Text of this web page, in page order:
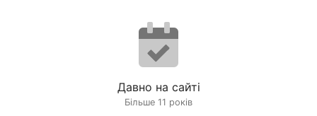
Давно на сайті
Більше 11 років